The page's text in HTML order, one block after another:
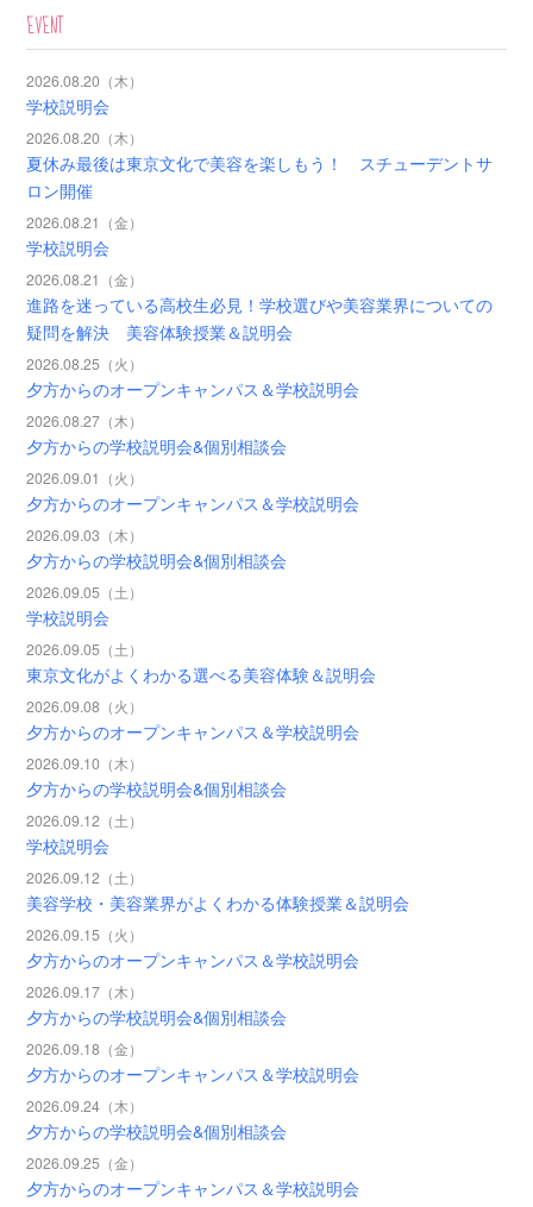
EVENT
2026.08.20（木）
学校説明会
2026.08.20（木）
夏休み最後は東京文化で美容を楽しもう！ スチューデントサ
ロン開催
2026.08.21（金）
学校説明会
2026.08.21（金）
進路を迷っている高校生必見！学校選びや美容業界についての
疑問を解決 美容体験授業＆説明会
2026.08.25（火）
夕方からのオープンキャンパス＆学校説明会
2026.08.27（木）
夕方からの学校説明会&個別相談会
2026.09.01（火）
夕方からのオープンキャンパス＆学校説明会
2026.09.03（木）
夕方からの学校説明会&個別相談会
2026.09.05（土）
学校説明会
2026.09.05（土）
東京文化がよくわかる選べる美容体験＆説明会
2026.09.08（火）
夕方からのオープンキャンパス＆学校説明会
2026.09.10（木）
夕方からの学校説明会&個別相談会
2026.09.12（土）
学校説明会
2026.09.12（土）
美容学校・美容業界がよくわかる体験授業＆説明会
2026.09.15（火）
夕方からのオープンキャンパス＆学校説明会
2026.09.17（木）
夕方からの学校説明会&個別相談会
2026.09.18（金）
夕方からのオープンキャンパス＆学校説明会
2026.09.24（木）
夕方からの学校説明会&個別相談会
2026.09.25（金）
夕方からのオープンキャンパス＆学校説明会